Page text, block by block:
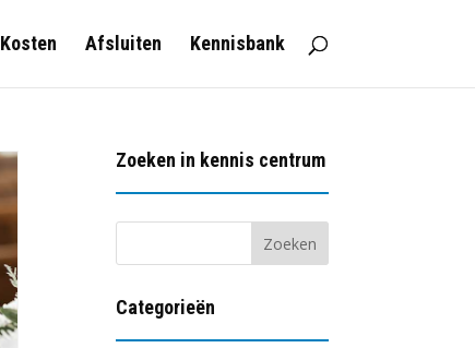
Kosten Afsluiten Kennisbank
Zoeken in kennis centrum
Categorieën